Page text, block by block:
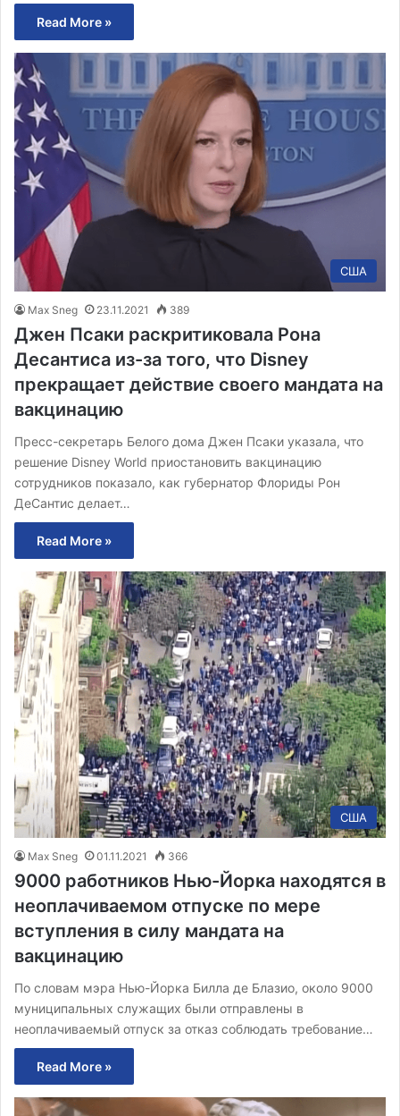
Read More »
США
Max Sneg 23.11.2021 389
Джен Псаки раскритиковала Рона
Десантиса из-за того, что Disney
прекращает действие своего мандата на
вакцинацию
Пресс-секретарь Белого дома Джен Псаки указала, что
решение Disney World приостановить вакцинацию
сотрудников показало, как губернатор Флориды Рон
ДеСантис делает…
Read More »
США
Max Sneg 01.11.2021 366
9000 работников Нью-Йорка находятся в
неоплачиваемом отпуске по мере
вступления в силу мандата на
вакцинацию
По словам мэра Нью-Йорка Билла де Блазио, около 9000
муниципальных служащих были отправлены в
неоплачиваемый отпуск за отказ соблюдать требование…
Read More »